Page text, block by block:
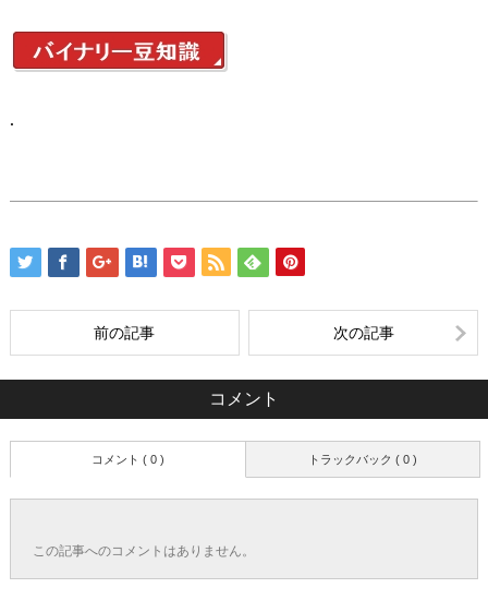
.
前の記事 次の記事
コメント
トラックバック ( 0 )
コメント ( 0 )
この記事へのコメントはありません。